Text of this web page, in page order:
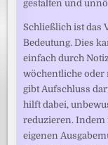
gestalten und
Schließlich ist das
Bedeutung. Dies
einfach durch
wöchentliche oder
gibt Aufschluss
hilft dabei,
reduzieren.
eigenen